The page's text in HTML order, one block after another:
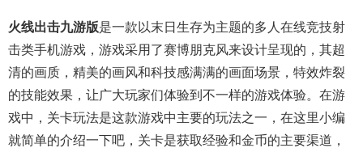
火线出击九游版是一款以末日生存为主题的多人在线竞技射
击类手机游戏，游戏采用了赛博朋克风来设计呈现的，其超
清的画质，精美的画风和科技感满满的画面场景，特效炸裂
的技能效果，让广大玩家们体验到不一样的游戏体验。在游
戏中，关卡玩法是这款游戏中主要的玩法之一，在这里小编
就简单的介绍一下吧，关卡是获取经验和金币的主要渠道，